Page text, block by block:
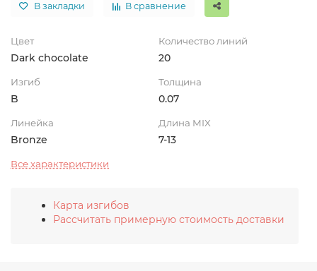
В закладки В сравнение
Цвет
Dark chocolate
Количество линий
20
Изгиб
B
Толщина
0.07
Линейка
Bronze
Длина MIX
7-13
Все характеристики
Карта изгибов
Рассчитать примерную стоимость доставки